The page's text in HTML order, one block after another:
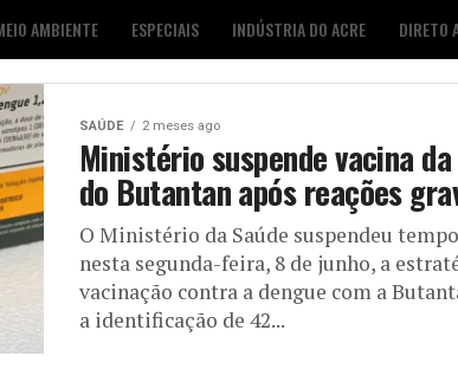
AMBIENTE ESPECIAIS INDÚSTRIA DO ACRE DIRETO
FOTO DESTAQUE AGENDA CULTURAL LOJA É POP
SAÚDE 2 meses ago
Ministério suspende vacina
do Butantan após reações
O Ministério da Saúde suspendeu
nesta segunda-feira, 8 de junho, a
vacinação contra a dengue com a
a identificação de 42...